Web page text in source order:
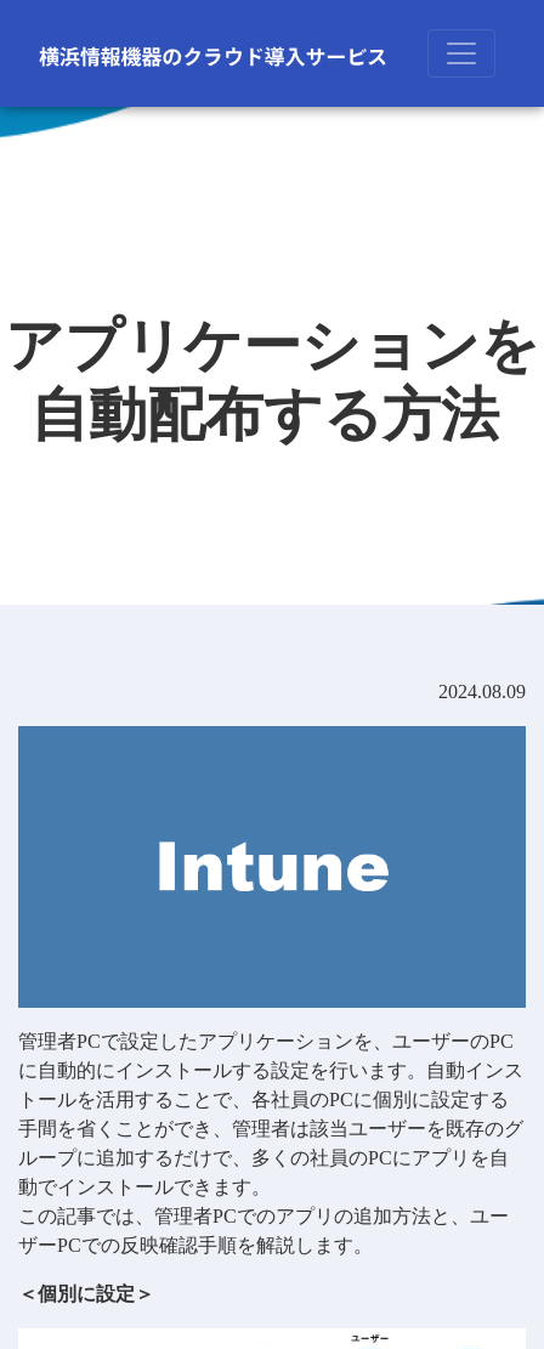
アプリケーションを
自動配布する方法
2024.08.09
管理者PCで設定したアプリケーションを、ユーザーのPC
に自動的にインストールする設定を行います。自動インス
トールを活用することで、各社員のPCに個別に設定する
手間を省くことができ、管理者は該当ユーザーを既存のグ
ループに追加するだけで、多くの社員のPCにアプリを自
動でインストールできます。
この記事では、管理者PCでのアプリの追加方法と、ユー
ザーPCでの反映確認手順を解説します。
＜個別に設定＞